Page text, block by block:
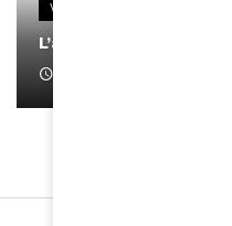
VIDEOS
L’artiste Yoan s’exprime